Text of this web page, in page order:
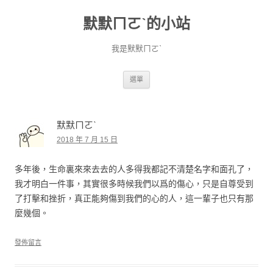
默默ㄇㄛˋ的小站
我是默默ㄇㄛˋ
選單
默默ㄇㄛˋ
2018 年 7 月 15 日
多年後，生命裏來來去去的人多得我都記不清楚名字和面孔了，
我才明白一件事，其實很多時候我們以爲的傷心，只是自尊受到
了打擊和挫折，真正能夠傷到我們的心的人，這一輩子也只有那
麼幾個。
發佈留言